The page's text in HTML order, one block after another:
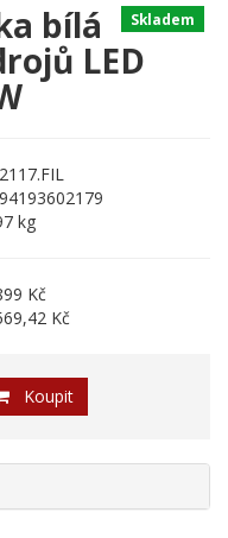
Skladem
bílá
LED
kg
Kč
Kč
Koupit